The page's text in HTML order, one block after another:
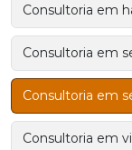
Consultoria em
Consultoria em
Consultoria em
Consultoria em